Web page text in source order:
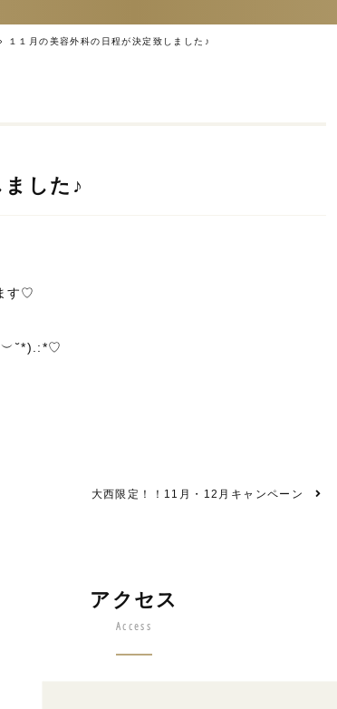
１１月の美容外科の日程が決定致しました♪
ました♪
す♡
大西限定！！11月・12月キャンペーン
アクセス
Access